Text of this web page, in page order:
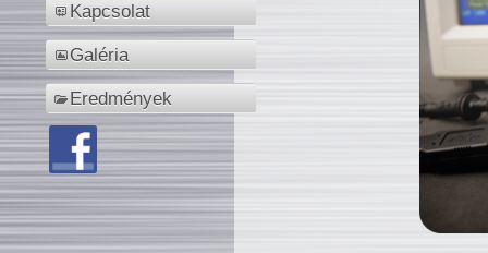
Kapcsolat
Galéria
Eredmények